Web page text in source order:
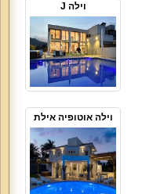
וילה J
וילה אוטופיה אילת